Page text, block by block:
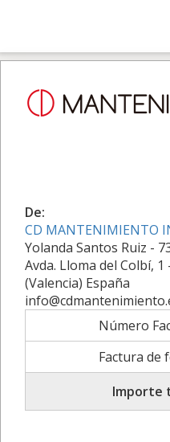
De:
CD MANTENIMIENTO
Yolanda Santos Ruiz -
Avda. Lloma del Colbí,
(Valencia) España
Número
Factura de
Importe